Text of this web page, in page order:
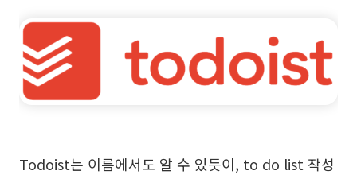
Todoist는 이름에서도 알 수 있듯이, to do list 작성